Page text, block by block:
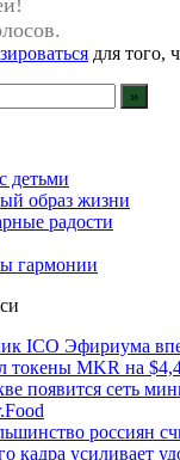
для того,
детьми
образ жизни
радости
гармонии
ICO Эфириума
токены MKR на
появится сеть
россиян
кадра усиливает